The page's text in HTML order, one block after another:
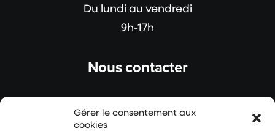
Gérer le consentement aux
cookies
Du lundi au vendredi
9h-17h
Nous contacter
contact@monacoboost.mc
(+377) 97 77 20 20